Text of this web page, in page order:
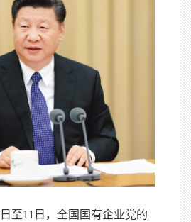
至11日，全国国有企业党的